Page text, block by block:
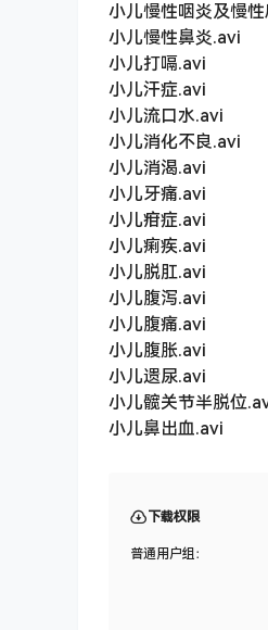
小儿慢性咽炎及慢
小儿慢性鼻炎.avi
小儿打嗝.avi
小儿汗症.avi
小儿流口水.avi
小儿消化不良.avi
小儿消渴.avi
小儿牙痛.avi
小儿疳症.avi
小儿痢疾.avi
小儿脱肛.avi
小儿腹泻.avi
小儿腹痛.avi
小儿腹胀.avi
小儿遗尿.avi
小儿髋关节半脱位
小儿鼻出血.avi
下载权限
普通用户组：